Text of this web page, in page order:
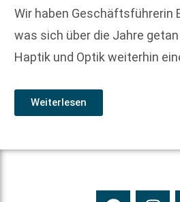
Wir haben Geschäftsführerin
was sich über die Jahre
Haptik und Optik weiterhin
Weiterlesen